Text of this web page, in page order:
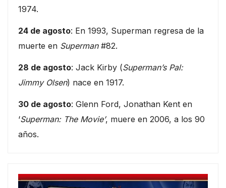
1974.
24 de agosto: En 1993, Superman regresa de la
muerte en Superman#82.
28 de agosto: Jack Kirby (Superman’s Pal:
Jimmy Olsen) nace en 1917.
30 de agosto: Glenn Ford, Jonathan Kent en
‘Superman: The Movie’, muere en 2006, a los 90
años.